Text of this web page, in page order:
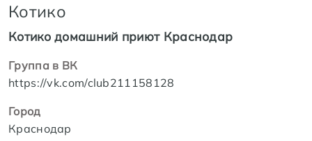
Котико
Котико домашний приют Краснодар
Группа в ВК
https://vk.com/club211158128
Город
Краснодар